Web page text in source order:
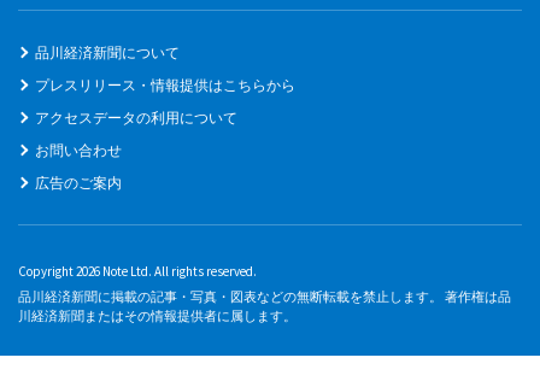
品川経済新聞について
プレスリリース・情報提供はこちらから
アクセスデータの利用について
お問い合わせ
広告のご案内
Copyright 2026 Note Ltd. All rights reserved.
品川経済新聞に掲載の記事・写真・図表などの無断転載を禁止します。 著作権は品
川経済新聞またはその情報提供者に属します。